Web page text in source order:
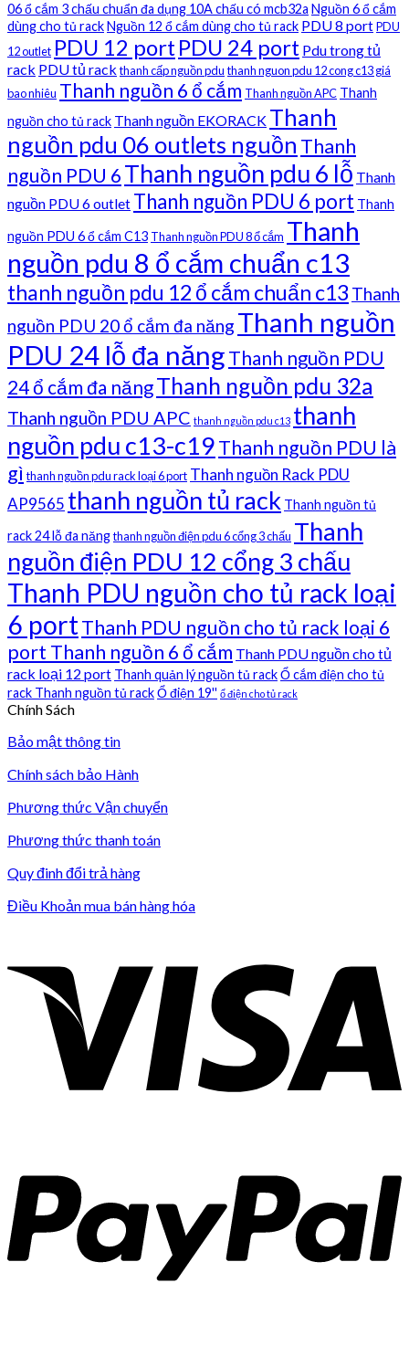
06 ổ cắm 3 chấu chuẩn đa dụng 10A chấu có mcb32a Nguồn 6 ổ cắm
dùng cho tủ rackNguồn 12 ổ cắm dùng cho tủ rack PDU 8 portPDU
12 outlet PDU 12 portPDU 24 port Pdu trong tủ
rack PDU tủ rack thanh cấp nguồn pdu thanh nguon pdu 12 cong c13 giá
bao nhiêu Thanh nguồn 6 ổ cắm Thanh nguồn APC Thanh
nguồn cho tủ rack Thanh nguồn EKORACK Thanh
nguồn pdu 06 outlets nguồn Thanh
nguồn PDU 6Thanh nguồn pdu 6 lỗ Thanh
nguồn PDU 6 outlet Thanh nguồn PDU 6 port Thanh
nguồn PDU 6 ổ cắm C13 Thanh nguồn PDU 8 ổ cắm Thanh
nguồn pdu 8 ổ cắm chuẩn c13
thanh nguồn pdu 12 ổ cắm chuẩn c13 Thanh
nguồn PDU 20 ổ cắm đa năng Thanh nguồn
PDU 24 lỗ đa năng Thanh nguồn PDU
24 ổ cắm đa năngThanh nguồn pdu 32a
Thanh nguồn PDU APC thanh nguồn pdu c13 thanh
nguồn pdu c13-c19Thanh nguồn PDU là
gì thanh nguồn pdu rack loại 6 port Thanh nguồn Rack PDU
AP9565 thanh nguồn tủ rack Thanh nguồn tủ
rack 24 lỗ đa năngthanh nguồn điện pdu 6 cổng 3 chấu Thanh
nguồn điện PDU 12 cổng 3 chấu
Thanh PDU nguồn cho tủ rack loại
6 portThanh PDU nguồn cho tủ rack loại 6
port Thanh nguồn 6 ổ cắm Thanh PDU nguồn cho tủ
rack loại 12 port Thanh quản lý nguồn tủ rackỔ cắm điện cho tủ
rack Thanh nguồn tủ rackỔ điện 19'' ổ điện cho tủ rack
Chính Sách
Bảo mật thông tin
Chính sách bảo Hành
Phương thức Vận chuyển
Phương thức thanh toán
Quy đinh đổi trả hàng
Điều Khoản mua bán hàng hóa